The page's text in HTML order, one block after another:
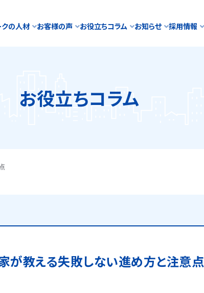
の人材 お客様の声 お役立ちコラム お知らせ 採用情報
お役立ちコラム
が教える失敗しない進め方と注意点